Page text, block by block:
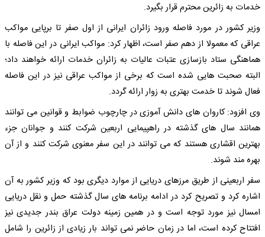
خدمات به زائرین محترم قرار بگیرد.
وزیر کشور در مورد فاصله ورود زائران ایرانی از اول صفر تا برپایی مواکب
عراقی که معمولا از دهم صفر است، اظهار کرد: مواکب ایرانی در این فاصله با
هماهنگی ستاد بازسازی عتبات عالیات به زائران خدمات ارائه خواهند داد؛
البته صحبت هایی شده است که برخی از مواکب عراقی نیز در این فاصله
فعال شوند تا خدمت بهتری به زوار ارائه گردد.
وی افزود: کاروان های دانش آموزی در چارچوب ضوابط و قوانین می توانند
همانند سال های گذشته در راهپیمایی اربعین شرکت کنند و جوانان جزء
بهترین اقشاری هستند که می توانند در این سفر معنوی شرکت کنند و از آن
بهره مند شوند.
سفر اربعینی از طریق مرزهای دریایی از موارد دیگری بود که وزیر کشور به آن
اشاره کرد و تصریح کرد در ادامه برنامه های سال گذشته حمل و نقل دریایی
امسال نیز مورد توجه است و در همین زمینه دولت عراق بندر جدیدی نیز
افتتاح کرده است، اما در زمان حاضر نمی تواند بار زیادی از زائرین را شامل